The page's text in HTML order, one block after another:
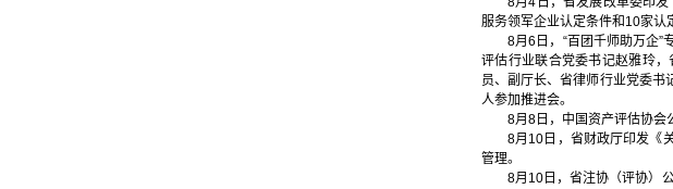
服务领军企业认定条件和10家认
8月6日，“百团千师助万企
评估行业联合党委书记赵雅玲
员、副厅长、省律师行业党委书
人参加推进会。
8月8日，中国资产评估协会
8月10日，省财政厅印发《
管理。
8月10日，省注协（评协）